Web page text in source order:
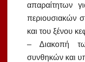
απαραίτητων
περιουσιακών
και του ξένου
– Διακοπή
συνθηκών και